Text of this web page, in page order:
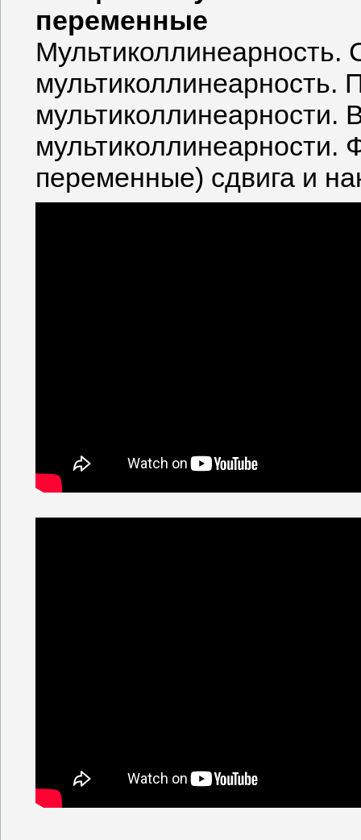
переменные
Мультиколлинеарность.
мультиколлинеарность.
мультиколлинеарности.
мультиколлинеарности.
переменные) сдвига и